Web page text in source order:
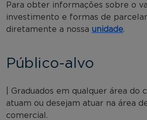
Para obter informações sobre o
investimento e formas de
diretamente a nossa unidade.
Público-alvo
| Graduados em qualquer área do
atuam ou desejam atuar na área
comercial.